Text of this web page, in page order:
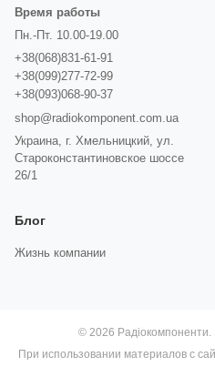
Время работы
Пн.-Пт. 10.00-19.00
+38(068)831-61-91
+38(099)277-72-99
+38(093)068-90-37
shop@radiokomponent.com.ua
Украина, г. Хмельницкий, ул.
Староконстантиновское шоссе
26/1
Блог
Жизнь компании
© 2026
При использовании материалов с